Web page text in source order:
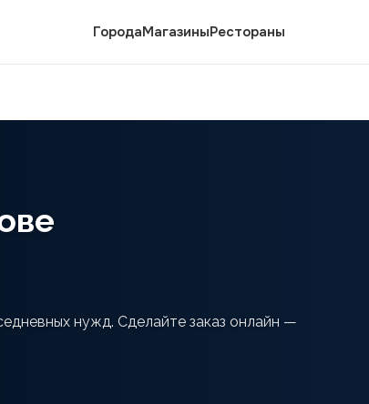
ГородаМагазиныРестораны
нужд. Сделайте заказ онлайн —